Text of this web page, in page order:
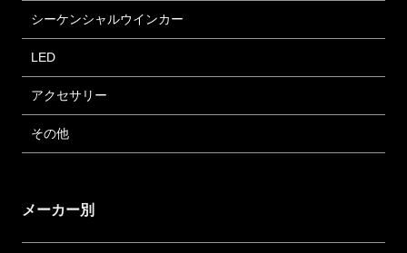
シーケンシャルウインカー
LED
アクセサリー
その他
メーカー別